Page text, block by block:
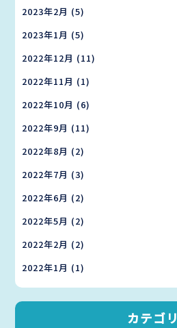
2023年2月 (5)
2023年1月 (5)
2022年12月 (11)
2022年11月 (1)
2022年10月 (6)
2022年9月 (11)
2022年8月 (2)
2022年7月 (3)
2022年6月 (2)
2022年5月 (2)
2022年2月 (2)
2022年1月 (1)
カテゴリ